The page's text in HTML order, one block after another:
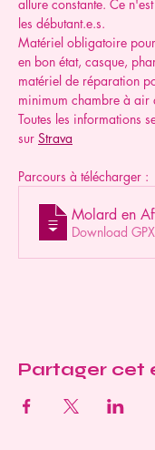
allure constante. Ce
les débutant.e.s.
Matériel obligatoire
en bon état, casque,
matériel de réparation
minimum chambre à air
Toutes les informations
sur Strava
Parcours à télécharger :
Molard en
Download
Partager cet